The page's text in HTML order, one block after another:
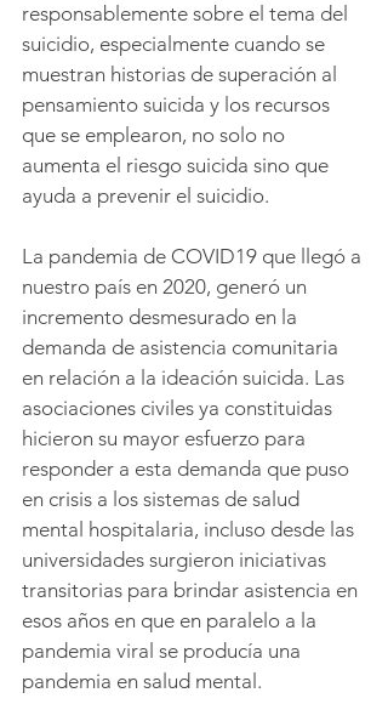
responsablemente sobre el tema del
suicidio, especialmente cuando se
muestran historias de superación al
pensamiento suicida y los recursos
que se emplearon, no solo no
aumenta el riesgo suicida sino que
ayuda a prevenir el suicidio.
La pandemia de COVID19 que llegó a
nuestro país en 2020, generó un
incremento desmesurado en la
demanda de asistencia comunitaria
en relación a la ideación suicida. Las
asociaciones civiles ya constituidas
hicieron su mayor esfuerzo para
responder a esta demanda que puso
en crisis a los sistemas de salud
mental hospitalaria, incluso desde las
universidades surgieron iniciativas
transitorias para brindar asistencia en
esos años en que en paralelo a la
pandemia viral se producía una
pandemia en salud mental.